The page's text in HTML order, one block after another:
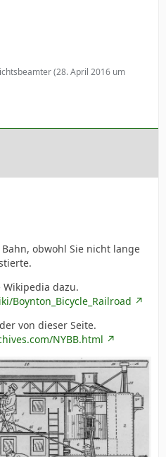
(28. April 2016 um
obwohl Sie nicht lange
Wikipedia dazu.
Boynton_Bicycle_Railroad
von dieser Seite.
NYBB.html